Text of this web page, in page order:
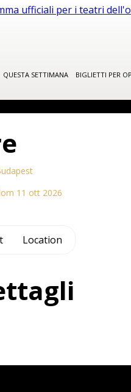
QUESTA SETTIMANA BIGLIETTI PER
11 ott 2026
Location